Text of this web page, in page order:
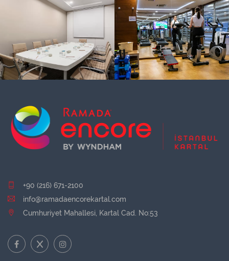
+90 (216) 671-2100
info@ramadaencorekartal.com
Cumhuriyet Mahallesi, Kartal Cad. No:53